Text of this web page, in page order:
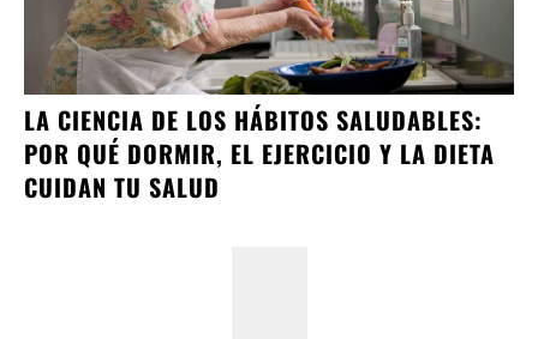
LA CIENCIA DE LOS HÁBITOS SALUDABLES:
POR QUÉ DORMIR, EL EJERCICIO Y LA DIETA
CUIDAN TU SALUD